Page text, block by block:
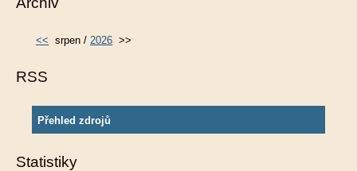
<< srpen / 2026 >>
RSS
Přehled zdrojů
Statistiky